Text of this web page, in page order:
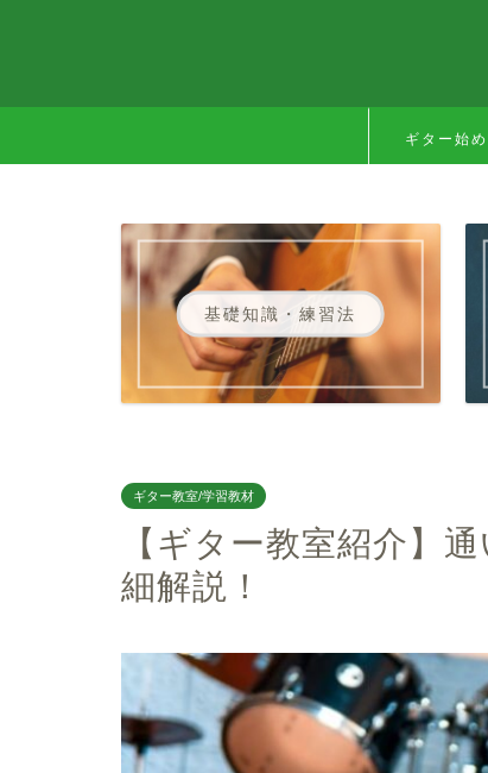
ギター始
基礎知識・練習法
ギター教室/学習教材
【ギター教室紹介】
細解説！